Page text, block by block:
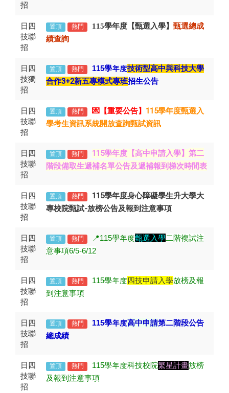
招
日四
技聯
招
置頂 熱門 115學年度【甄選入學】 甄選總成
績查詢
日四
技獨
招
置頂 熱門 115學年度技術型高中與科技大學
合作3+2新五專模式專班招生公告
日四
技聯
招
置頂 熱門 💌【重要公告】 115學年度甄選入
學考生資訊系統開放查詢甄試資訊
日四
技聯
招
置頂 熱門 115學年度【高中申請入學】 第二
階段備取生遞補名單公告及遞補報到梯次時間表
日四
技聯
招
置頂 熱門
115學年度身心障礙學生升大學大
專校院甄試-放榜公告及報到注意事項
日四
技聯
招
置頂 熱門 📍115學年度甄選入學二階複試注
意事項6/5-6/12
日四
技聯
招
置頂 熱門 115學年度四技申請入學放榜及報
到注意事項
日四
技聯
招
置頂 熱門 115學年度高中申請第二階段公告
總成績
日四
技聯
招
置頂 熱門 115學年度科技校院繁星計畫放榜
及報到注意事項